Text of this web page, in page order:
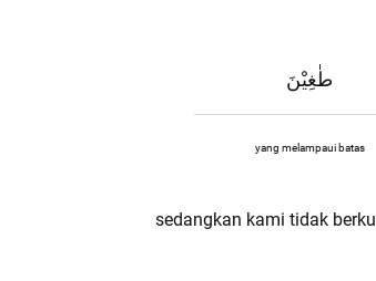
طٰغِيْنَ
yang melampaui batas
sedangkan kami tidak